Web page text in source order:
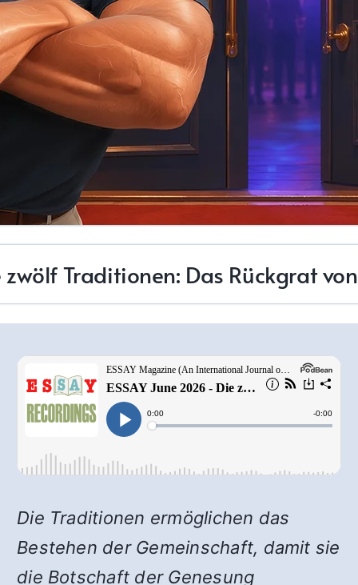
zwölf Traditionen: Das Rückgrat
Die Traditionen ermöglichen das
Bestehen der Gemeinschaft, damit sie
die Botschaft der Genesung